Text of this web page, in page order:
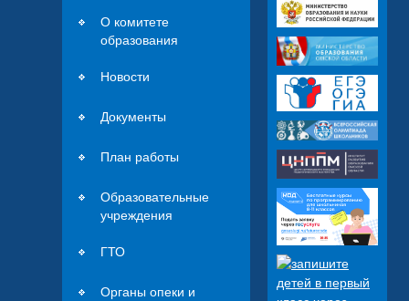
О комитете
образования
Новости
Документы
План работы
Образовательные
учреждения
ГТО
Органы опеки и